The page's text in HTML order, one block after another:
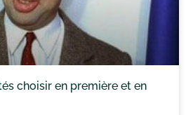
choisir en première et en